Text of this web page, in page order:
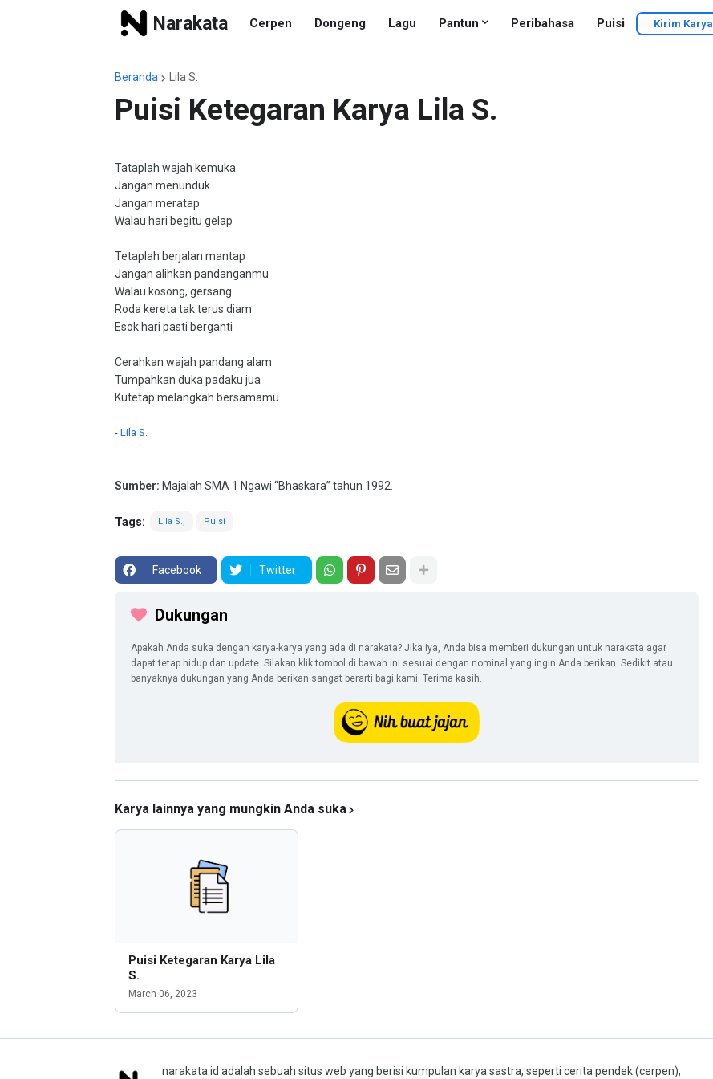
Narakata Cerpen Dongeng Lagu Pantun Peribahasa Puisi Kirim Karya
Beranda Lila S.
Puisi Ketegaran Karya Lila S.
Tataplah wajah kemuka
Jangan menunduk
Jangan meratap
Walau hari begitu gelap
Tetaplah berjalan mantap
Jangan alihkan pandanganmu
Walau kosong, gersang
Roda kereta tak terus diam
Esok hari pasti berganti
Cerahkan wajah pandang alam
Tumpahkan duka padaku jua
Kutetap melangkah bersamamu
- Lila S.
Sumber: Majalah SMA 1 Ngawi “Bhaskara” tahun 1992.
Tags: Lila S. Puisi
Facebook Twitter
Dukungan
Apakah Anda suka dengan karya-karya yang ada di narakata? Jika iya, Anda bisa memberi dukungan untuk narakata agar
dapat tetap hidup dan update. Silakan klik tombol di bawah ini sesuai dengan nominal yang ingin Anda berikan. Sedikit atau
banyaknya dukungan yang Anda berikan sangat berarti bagi kami. Terima kasih.
Karya lainnya yang mungkin Anda suka
Puisi Ketegaran Karya Lila
S.
March 06, 2023
narakata.id adalah sebuah situs web yang berisi kumpulan karya sastra, seperti cerita pendek (cerpen),